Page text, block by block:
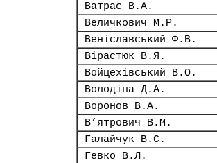
Ватрас В.А.
Величкович М.Р.
Веніславський Ф.В.
Вірастюк В.Я.
Войцехівський В.О.
Володіна Д.А.
Воронов В.А.
В’ятрович В.М.
Галайчук В.С.
Гевко В.Л.